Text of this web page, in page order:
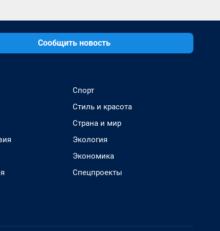
Сообщить новость
Спорт
Стиль и красота
Страна и мир
Экология
Экономика
Спецпроекты